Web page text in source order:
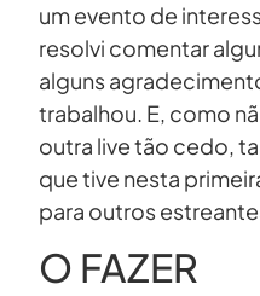
um evento de
resolvi comentar
alguns
trabalhou. E, como
outra live tão cedo,
que tive nesta
para outros
O FAZER